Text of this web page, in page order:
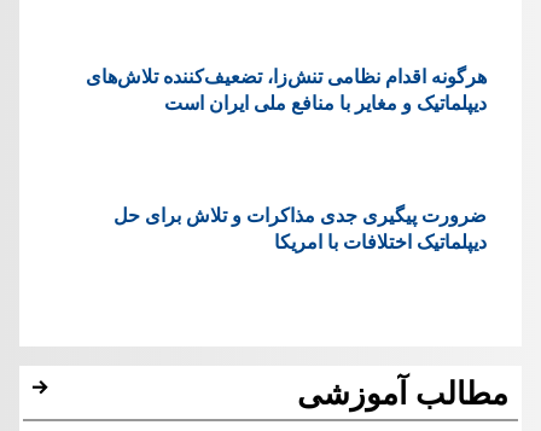
هرگونه اقدام نظامی تنش‌زا، تضعیف‌کننده تلاش‌های
دیپلماتیک و مغایر با منافع ملی ایران است
ضرورت پیگیری جدی مذاکرات و تلاش برای حل
دیپلماتیک اختلافات با امریکا
مطالب آموزشی